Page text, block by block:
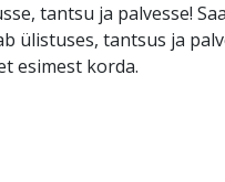
tantsu ja palvesse!
ülistuses, tantsus ja
esimest korda.